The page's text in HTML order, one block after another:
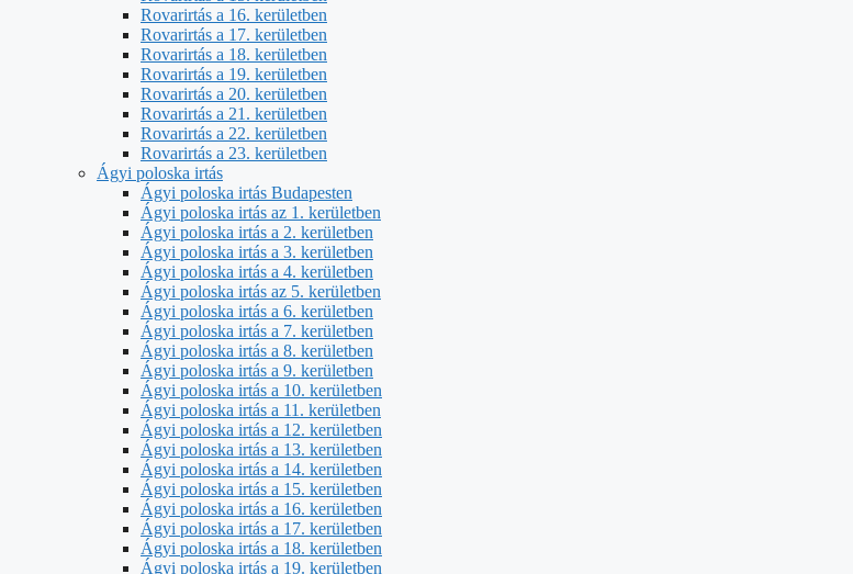
Rovarirtás a 16. kerületben
Rovarirtás a 17. kerületben
Rovarirtás a 18. kerületben
Rovarirtás a 19. kerületben
Rovarirtás a 20. kerületben
Rovarirtás a 21. kerületben
Rovarirtás a 22. kerületben
Rovarirtás a 23. kerületben
Ágyi poloska irtás
Ágyi poloska irtás Budapesten
Ágyi poloska irtás az 1. kerületben
Ágyi poloska irtás a 2. kerületben
Ágyi poloska irtás a 3. kerületben
Ágyi poloska irtás a 4. kerületben
Ágyi poloska irtás az 5. kerületben
Ágyi poloska irtás a 6. kerületben
Ágyi poloska irtás a 7. kerületben
Ágyi poloska irtás a 8. kerületben
Ágyi poloska irtás a 9. kerületben
Ágyi poloska irtás a 10. kerületben
Ágyi poloska irtás a 11. kerületben
Ágyi poloska irtás a 12. kerületben
Ágyi poloska irtás a 13. kerületben
Ágyi poloska irtás a 14. kerületben
Ágyi poloska irtás a 15. kerületben
Ágyi poloska irtás a 16. kerületben
Ágyi poloska irtás a 17. kerületben
Ágyi poloska irtás a 18. kerületben
Ágyi poloska irtás a 19. kerületben